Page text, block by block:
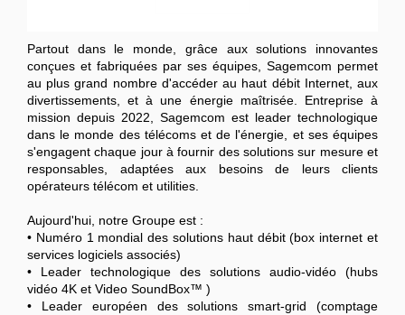
Partout dans le monde, grâce aux solutions innovantes
conçues et fabriquées par ses équipes, Sagemcom permet
au plus grand nombre d'accéder au haut débit Internet, aux
divertissements, et à une énergie maîtrisée. Entreprise à
mission depuis 2022, Sagemcom est leader technologique
dans le monde des télécoms et de l'énergie, et ses équipes
s'engagent chaque jour à fournir des solutions sur mesure et
responsables, adaptées aux besoins de leurs clients
opérateurs télécom et utilities.
Aujourd'hui, notre Groupe est :
• Numéro 1 mondial des solutions haut débit (box internet et
services logiciels associés)
• Leader technologique des solutions audio-vidéo (hubs
vidéo 4K et Video SoundBox™ )
• Leader européen des solutions smart-grid (comptage